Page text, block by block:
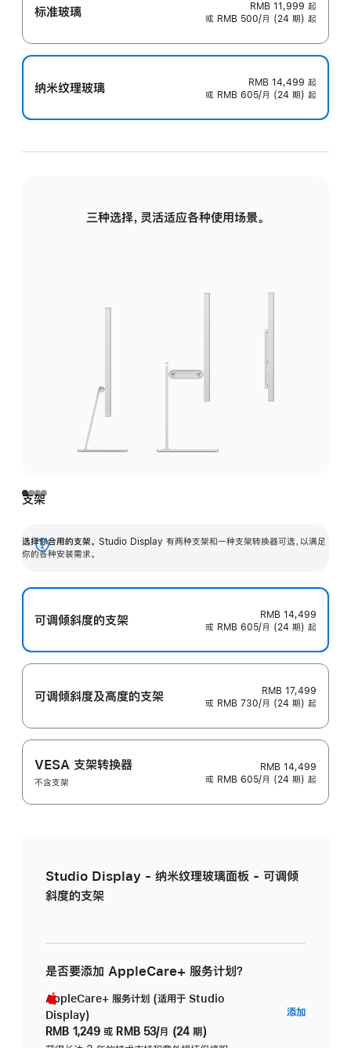
标准玻璃 RMB 11,999 起
或 RMB 500/月 (24 期) 起
纳米纹理玻璃 RMB 14,499 起
或 RMB 605/月 (24 期) 起
三种选择，灵活适应各种使用场景。
支架
选择你合用的支架。 Studio Display 有两种支架和一种支架转换器可选，以满足
你的各种安装需求。
展
可调倾斜度的支架
RMB 14,499
或 RMB 605/月 (24 期) 起
可调倾斜度及高‍度的支‍架
RMB 17,499
或 RMB 730/月 (24 期) 起
VESA 支架转换器
不含支架
RMB 14,499
或 RMB 605/月 (24 期) 起
Studio Display - 纳米纹理玻璃面板 - 可调倾
斜度的支架
是否要添加 AppleCare+ 服务计划？
AppleCare+ 服务计划 (适用于 Studio
Display)
RMB 1,249 或 RMB 53/月 (24 期)
添加